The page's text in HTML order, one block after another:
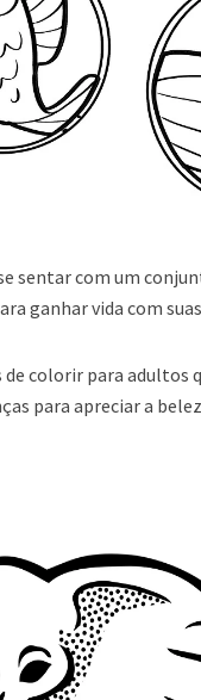
sentar com um
ganhar vida com
de colorir para
para apreciar a